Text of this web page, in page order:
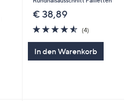
€ 38,89
4.5
von
(4)4
In den Warenkorb